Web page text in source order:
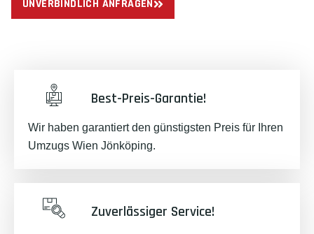
UNVERBINDLICH ANFRAGEN
Best-Preis-Garantie!
Wir haben garantiert den günstigsten Preis für Ihren
Umzugs Wien Jönköping.
Zuverlässiger Service!